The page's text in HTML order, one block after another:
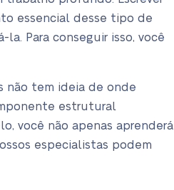
essencial desse tipo de
Para conseguir isso, você
não tem ideia de onde
estrutural
você não apenas aprenderá
especialistas podem